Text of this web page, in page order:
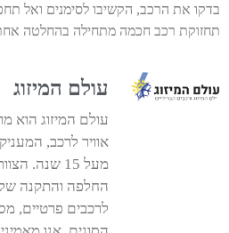
בדקו את הרכב, הקשיבו לסימנים ואל
תחזוקת רכב חכמה מתחילה בהחלטה אחת
עולם המיזוג
עולם המיזוג הוא
אוויר לרכב,
מעל 15 שנה.
החלפה והתקנה של
לרכבים פרטיים,